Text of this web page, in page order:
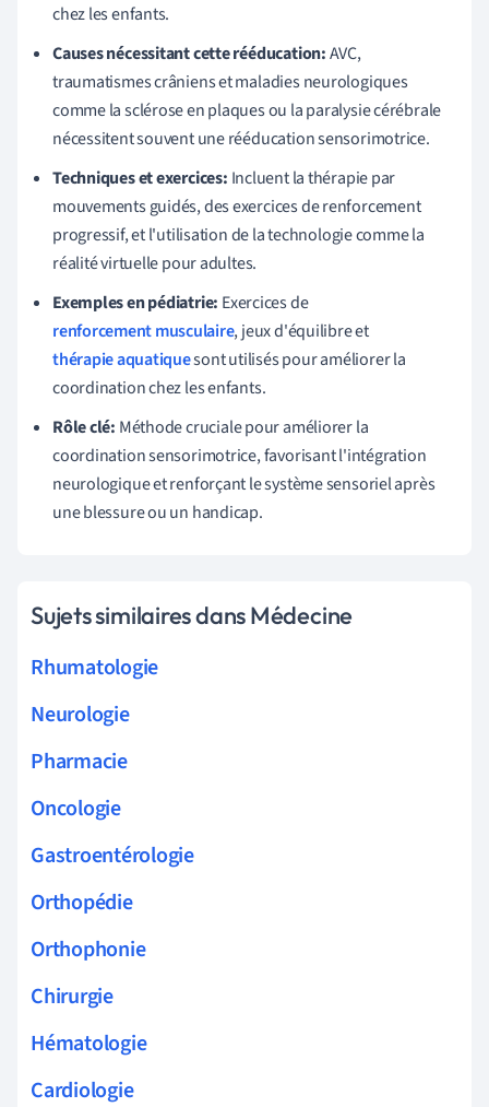
chez les enfants.
Causes nécessitant cette rééducation:AVC,
traumatismes crâniens et maladies neurologiques
comme la sclérose en plaques ou la paralysie cérébrale
nécessitent souvent une rééducation sensorimotrice.
Techniques et exercices: Incluent la thérapie par
mouvements guidés, des exercices de renforcement
progressif, et l'utilisation de la technologie comme la
réalité virtuelle pour adultes.
Exemples en pédiatrie: Exercices de
renforcement musculaire, jeux d'équilibre et
thérapie aquatiquesont utilisés pour améliorer la
coordination chez les enfants.
Rôle clé: Méthode cruciale pour améliorer la
coordination sensorimotrice, favorisant l'intégration
neurologique et renforçant le système sensoriel après
une blessure ou un handicap.
Sujets similaires dans Médecine
Rhumatologie
Neurologie
Pharmacie
Oncologie
Gastroentérologie
Orthopédie
Orthophonie
Chirurgie
Hématologie
Cardiologie